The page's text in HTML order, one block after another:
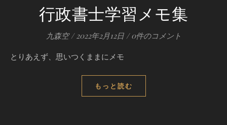
行政書士学習メモ集
九森空 / 2022年2月12日 / 0件のコメント
とりあえず、思いつくままにメモ
もっと読む